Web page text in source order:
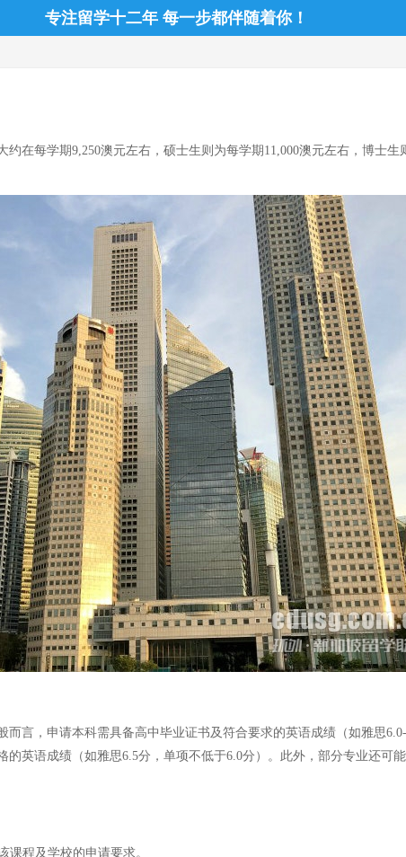
专注留学十二年 每一步都伴随着你！
在每学期9,250澳元左右，硕士生则为每学期11,000澳元左右，博士
言，申请本科需具备高中毕业证书及符合要求的英语成绩（如雅思
英语成绩（如雅思6.5分，单项不低于6.0分）。此外，部分专业还可
程及学校的申请要求。